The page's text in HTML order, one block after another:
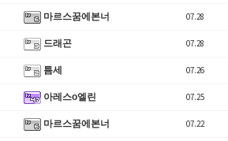
마르스꿈에본너 07.28
드래곤 07.28
틈세 07.26
아레스o엘린 07.25
마르스꿈에본너 07.22